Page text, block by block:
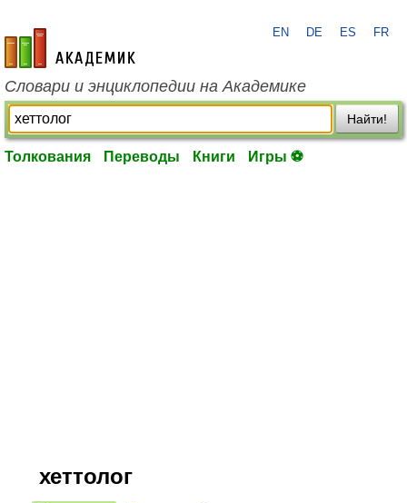
academic.ru
EN DE ES FR
Словари и энциклопедии на Академике
Найти!
Толкования Переводы Книги Игры ⚽
хеттолог